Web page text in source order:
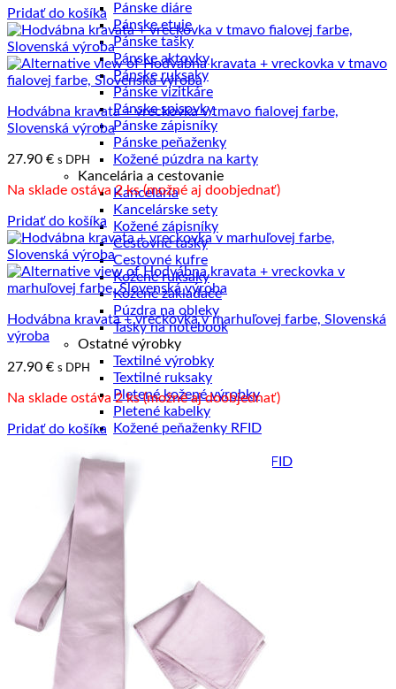
Pánske diáre
Pánske etuje
Pánske tašky
Pánske aktovky
Pánske ruksaky
Pánske vizitkáre
Pánske spisovky
Pánske zápisníky
Pánske peňaženky
Kožené púzdra na karty
Kancelária a cestovanie
Kancelária
Kancelárske sety
Kožené zápisníky
Cestovné tašky
Cestovné kufre
Kožené ruksaky
Kožené zakladače
Púzdra na obleky
Tašky na notebook
Ostatné výrobky
Textilné výrobky
Textilné ruksaky
Pletené kožené výrobky
Pletené kabelky
Kožené peňaženky RFID
Kožené púzdra na karty RFID
Maľované púzdra
Maľované Office sety
HODVÁB A VLNA
Hodvábne šále
Hodvábne šatky Slim
Hodvábne kravaty
Hodvábne čelenky
Hodvábne čelenky Limited
Hodvábne gumičky
Hodvábne gumičky Limited
Pridať do košíka
Hodvábna kravata + vreckovka v tmavo fialovej farbe,
Slovenská výroba
27.90 € s DPH
Na sklade ostáva 2 ks (možné aj doobjednať)
Pridať do košíka
Hodvábna kravata + vreckovka v marhuľovej farbe, Slovenská
výroba
27.90 € s DPH
Na sklade ostáva 2 ks (možné aj doobjednať)
Pridať do košíka